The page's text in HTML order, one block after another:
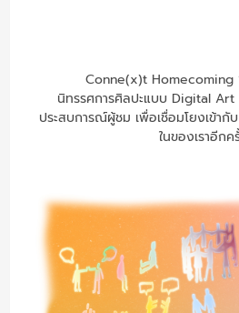
Conne(x)t Homecoming
นิทรรศการศิลปะแบบ Digital Art
ประสบการณ์ผู้ชม เพื่อเชื่อมโยงเข้า
ในของเราอีกค